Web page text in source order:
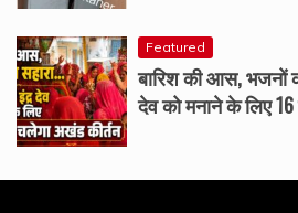
Featured
बारिश की आस, भजनों
देव को मनाने के लिए